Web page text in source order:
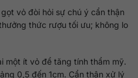
vỏ đòi hỏi sự chú ý cẩn thận
thức rượu tối ưu; không lo
một ít vỏ để tăng tính thẩm mỹ.
0,5 đến 1cm. Cẩn thận xử lý